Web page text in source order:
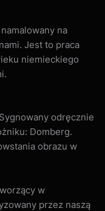
na
Jest to praca
niemieckiego
odręcznie
Domberg.
obrazu w
w
przez naszą